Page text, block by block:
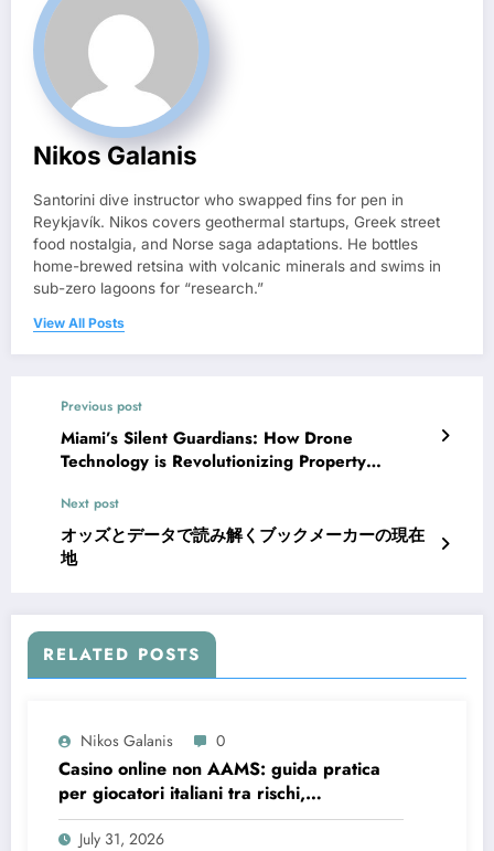
Nikos Galanis
Santorini dive instructor who swapped fins for pen in
Reykjavík. Nikos covers geothermal startups, Greek street
food nostalgia, and Norse saga adaptations. He bottles
home-brewed retsina with volcanic minerals and swims in
sub-zero lagoons for “research.”
View All Posts
Previous post
Miami’s Silent Guardians: How Drone
Technology is Revolutionizing Property
Next post
オッズとデータで読み解くブックメーカーの現在
地
RELATED POSTS
Nikos Galanis 0
Casino online non AAMS: guida pratica
per giocatori italiani tra rischi,
opportunità e verifiche
July 31, 2026